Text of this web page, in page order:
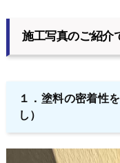
施工写真のご紹介
１．塗料の密着性
し）